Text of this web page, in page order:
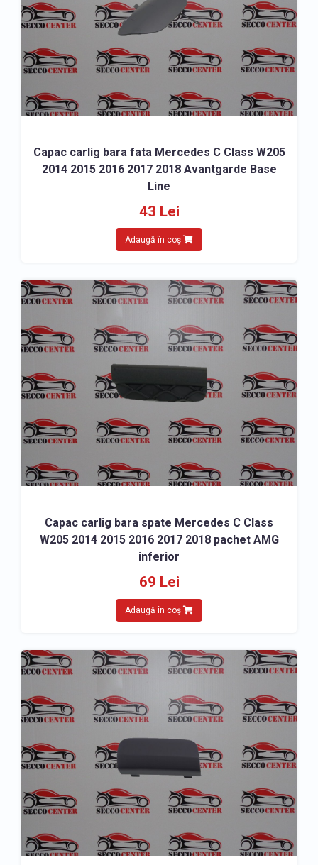
Capac carlig bara fata Mercedes C Class W205
2014 2015 2016 2017 2018 Avantgarde Base
Line
43 Lei
Adaugă în coș
Capac carlig bara spate Mercedes C Class
W205 2014 2015 2016 2017 2018 pachet AMG
inferior
69 Lei
Adaugă în coș